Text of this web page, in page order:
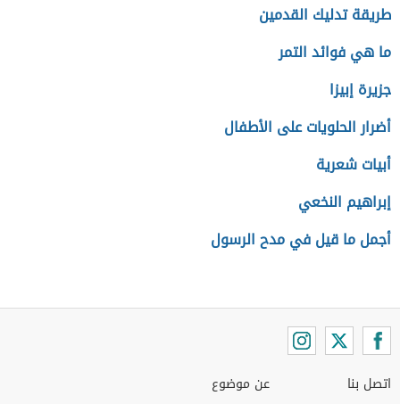
طريقة تدليك القدمين
ما هي فوائد التمر
جزيرة إبيزا
أضرار الحلويات على الأطفال
أبيات شعرية
إبراهيم النخعي
أجمل ما قيل في مدح الرسول
اتصل بنا عن موضوع